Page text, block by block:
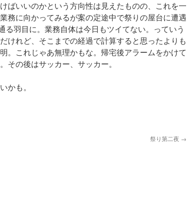
ばいいのかという方向性は見えたものの、これを一
務に向かってみるが案の定途中で祭りの屋台に遭遇
る羽目に。業務自体は今日もツイてない。っていう
けれど、そこまでの経過で計算すると思ったよりも
。これじゃあ無理かもな。帰宅後アラームをかけて
その後はサッカー、サッカー。
かも。
祭り第二夜 →